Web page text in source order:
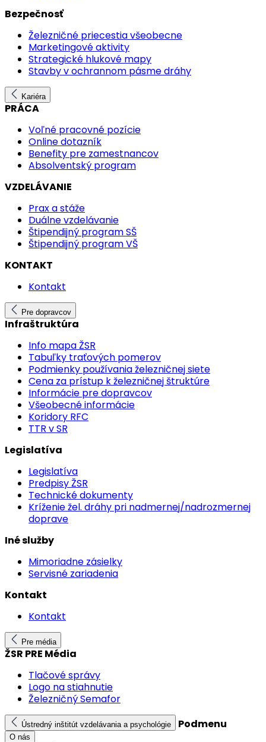
Bezpečnosť
Železničné priecestia všeobecne
Marketingové aktivity
Strategické hlukové mapy
Stavby v ochrannom pásme dráhy
Kariéra
PRÁCA
Voľné pracovné pozície
Online dotazník
Benefity pre zamestnancov
Absolventský program
VZDELÁVANIE
Prax a stáže
Duálne vzdelávanie
Štipendijný program SŠ
Štipendijný program VŠ
KONTAKT
Kontakt
Pre dopravcov
Infraštruktúra
Info mapa ŽSR
Tabuľky traťových pomerov
Podmienky používania železničnej siete
Cena za prístup k železničnej štruktúre
Informácie pre dopravcov
Všeobecné informácie
Koridory RFC
TTR v SR
Legislatíva
Legislatíva
Predpisy ŽSR
Technické dokumenty
Kríženie žel. dráhy pri nadmernej/nadrozmernej
doprave
Iné služby
Mimoriadne zásielky
Servisné zariadenia
Kontakt
Kontakt
Pre média
ŽSR PRE Média
Tlačové správy
Logo na stiahnutie
Železničný Semafor
Ústredný inštitút vzdelávania a psychológie Podmenu
O nás